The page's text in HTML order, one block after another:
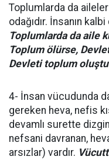
Toplumlarda da
odağıdır. İnsanın
Toplumlarda da aile
Toplum ölürse,
Devleti toplum
4- İnsan vücudunda
gereken heva, nefis
devamlı surette
nefsani davranan,
arsızlar) vardır.